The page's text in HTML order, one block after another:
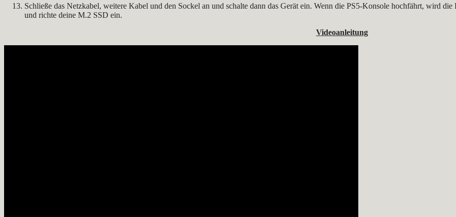
Schließe das Netzkabel, weitere Kabel und den Sockel an und schalte dann das Gerät ein. Wenn die PS5-Konsole hochfährt, wird
und richte deine M.2 SSD ein.
Videoanleitung